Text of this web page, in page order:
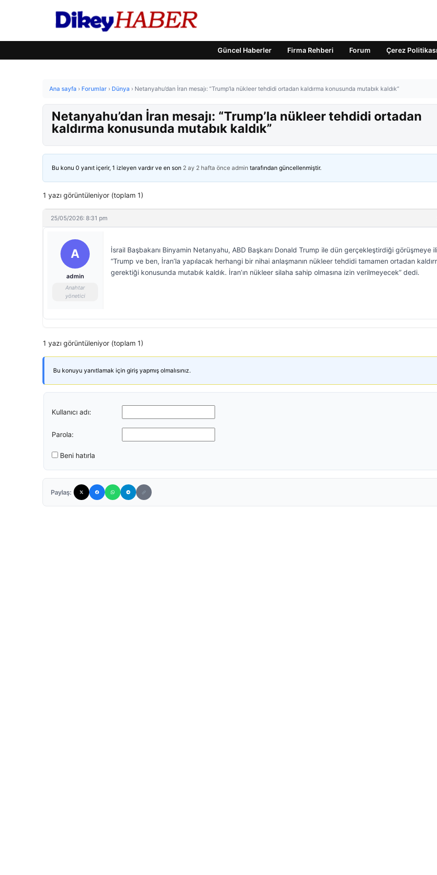
Güncel Haberler Firma Rehberi Forum Çerez Politikası
Ana sayfa › Forumlar › Dünya › Netanyahu’dan İran mesajı: “Trump’la nükleer tehdidi ortadan kaldırma konusunda mutabık kaldık”
Netanyahu’dan İran mesajı: “Trump’la nükleer tehdidi ortadan
kaldırma konusunda mutabık kaldık”
Bu konu 0 yanıt içerir, 1 izleyen vardır ve en son 2 ay 2 hafta önce admin tarafından güncellenmiştir.
1 yazı görüntüleniyor (toplam 1)
25/05/2026: 8:31 pm
A
admin
Anahtar
yönetici
İsrail Başbakanı Binyamin Netanyahu, ABD Başkanı Donald Trump ile dün gerçekleştirdiği görüşmeye
“Trump ve ben, İran’la yapılacak herhangi bir nihai anlaşmanın nükleer tehdidi tamamen ortadan
gerektiği konusunda mutabık kaldık. İran’ın nükleer silaha sahip olmasına izin verilmeyecek” dedi.
1 yazı görüntüleniyor (toplam 1)
Bu konuyu yanıtlamak için giriş yapmış olmalısınız.
Kullanıcı adı:
Parola:
Beni hatırla
Paylaş: